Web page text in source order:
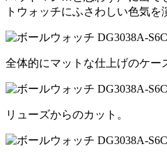
トウォッチにふさわしい色気を
全体的にマットな仕上げのケー
リューズからのカット。